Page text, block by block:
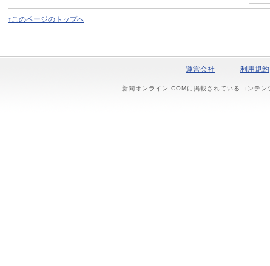
↑このページのトップへ
運営会社 利用規約
新聞オンライン.COMに掲載されているコンテ